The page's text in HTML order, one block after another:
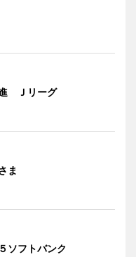
Ｊリーグ
ま
ソフトバンク